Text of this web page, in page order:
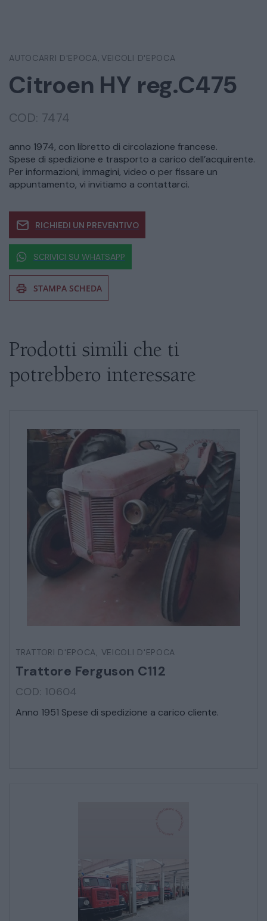
CATALOGO COMPLETO
MOBILI
CAMERE
AUTOCARRI D'EPOCA, VEICOLI D'EPOCA
Citroen HY reg.C475
COD: 7474
anno 1974, con libretto di circolazione francese.
Spese di spedizione e trasporto a carico dell’acquirente.
Per informazioni, immagini, video o per fissare un
appuntamento, vi invitiamo a contattarci.
RICHIEDI UN PREVENTIVO
SCRIVICI SU WHATSAPP
STAMPA SCHEDA
esitate a chiedere informazioni
Prodotti simili che ti
potrebbero interessare
TRATTORI D'EPOCA, VEICOLI D'EPOCA
Trattore Ferguson C112
COD: 10604
Anno 1951 Spese di spedizione a carico cliente.